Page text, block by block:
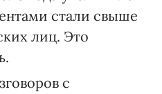
стали свыше
лиц. Это
с